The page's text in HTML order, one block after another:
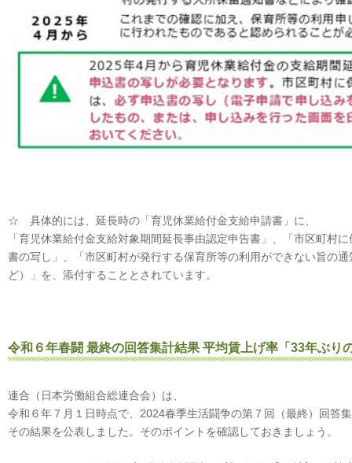
☆ 具体的には、延長時の「育児休業給付金支給申請書」に、
「育児休業給付金支給対象期間延長事由認定申告書」、「市区町村
書の写し」、「市区町村が発行する保育所等の利用ができない旨の
ど）」を、添付することとされています。
令和６年春闘 最終の回答集計結果 平均賃上げ率「33年ぶり
連合（日本労働組合総連合会）は、
令和６年７月１日時点で、2024春季生活闘争の第７回（最終）回答
その結果を公表しました。そのポイントを確認しておきましょう。